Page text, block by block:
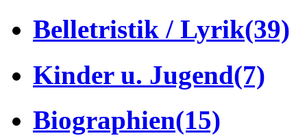
Belletristik / Lyrik(39)
Kinder u. Jugend(7)
Biographien(15)